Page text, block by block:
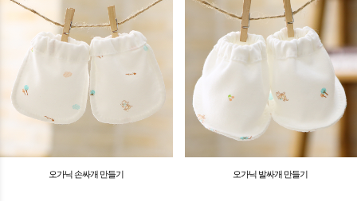
오가닉 손싸개 만들기 오가닉 발싸개 만들기